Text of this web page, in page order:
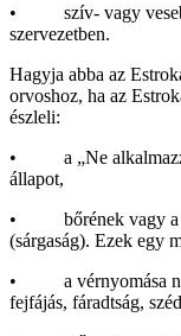
• szív- vagy
szervezetben.
Hagyja abba az
orvoshoz, ha az
észleli:
• a „Ne alkalmazza
állapot,
• bőrének vagy a
(sárgaság). Ezek egy
• a vérnyomása
fejfájás, fáradtság,